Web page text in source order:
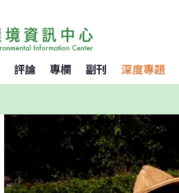
評論 專欄 副刊 深度專題